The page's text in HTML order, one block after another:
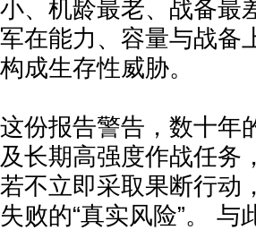
小、机龄最老、战备最
军在能力、容量与战备
构成生存性威胁。
这份报告警告，数十年
及长期高强度作战任务
若不立即采取果断行动
失败的“真实风险”。